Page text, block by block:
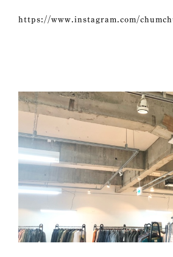
https://www.instagram.com/